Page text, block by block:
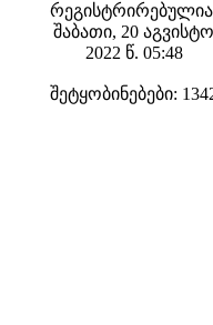
შაბათი, 20 აგვისტო
2022 წ. 05:48
შეტყობინებები: